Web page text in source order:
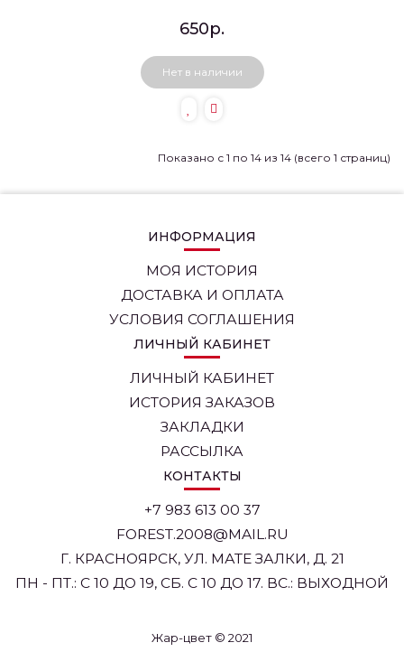
650р.
Нет в наличии
Показано с 1 по 14 из 14 (всего 1 страниц)
ИНФОРМАЦИЯ
МОЯ ИСТОРИЯ
ДОСТАВКА И ОПЛАТА
УСЛОВИЯ СОГЛАШЕНИЯ
ЛИЧНЫЙ КАБИНЕТ
ЛИЧНЫЙ КАБИНЕТ
ИСТОРИЯ ЗАКАЗОВ
ЗАКЛАДКИ
РАССЫЛКА
КОНТАКТЫ
+7 983 613 00 37
FOREST.2008@MAIL.RU
Г. КРАСНОЯРСК, УЛ. МАТЕ ЗАЛКИ, Д. 21
ПН - ПТ.: С 10 ДО 19, СБ. С 10 ДО 17. ВС.: ВЫХОДНОЙ
Жар-цвет © 2021